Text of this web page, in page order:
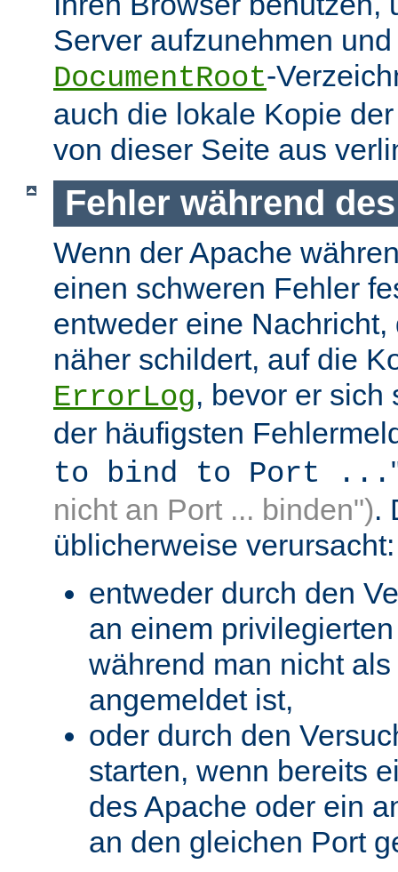
Server aufzunehmen
DocumentRoot-
auch die lokale Kopie
von dieser Seite aus
Fehler während
Wenn der Apache
einen schweren Fehler
entweder eine
näher schildert, auf die
ErrorLog, bevor er sich
der häufigsten
to bind to Port ...
nicht an Port ... binden").
üblicherweise verursacht:
entweder durch den
an einem
während man nicht
angemeldet ist,
oder durch den
starten, wenn bereits
des Apache oder ein
an den gleichen Port